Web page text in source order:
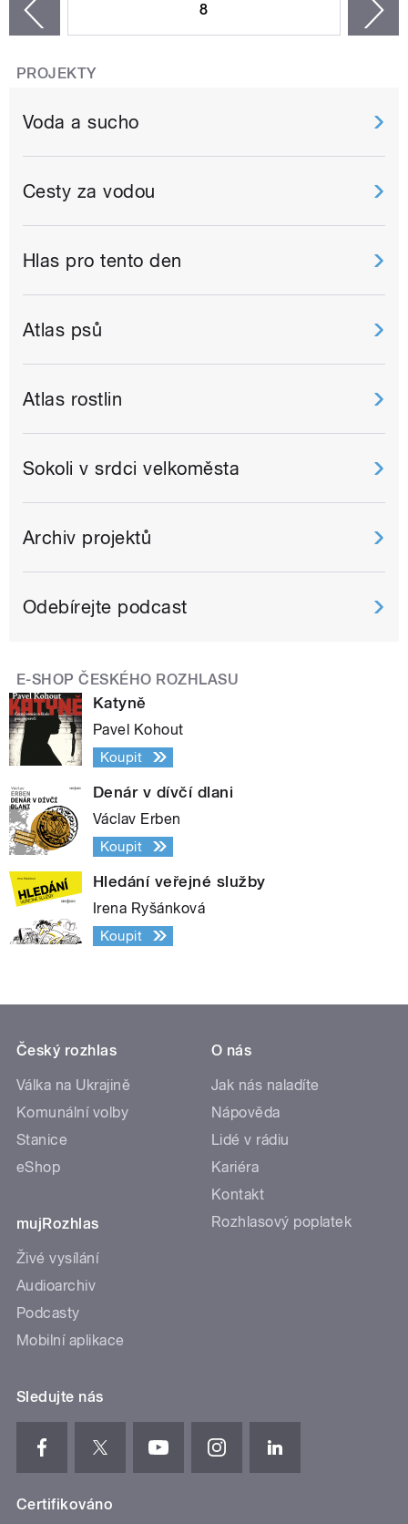
8
PROJEKTY
Voda a sucho
Cesty za vodou
Hlas pro tento den
Atlas psů
Atlas rostlin
Sokoli v srdci velkoměsta
Archiv projektů
Odebírejte podcast
E-SHOP ČESKÉHO ROZHLASU
Katyně
Pavel Kohout
Koupit
Denár v dívčí dlani
Václav Erben
Koupit
Hledání veřejné služby
Irena Ryšánková
Koupit
Český rozhlas
Válka na Ukrajině
Komunální volby
Stanice
eShop
mujRozhlas
Živé vysílání
Audioarchiv
Podcasty
Mobilní aplikace
O nás
Jak nás naladíte
Nápověda
Lidé v rádiu
Kariéra
Kontakt
Rozhlasový poplatek
Sledujte nás
Certifikováno